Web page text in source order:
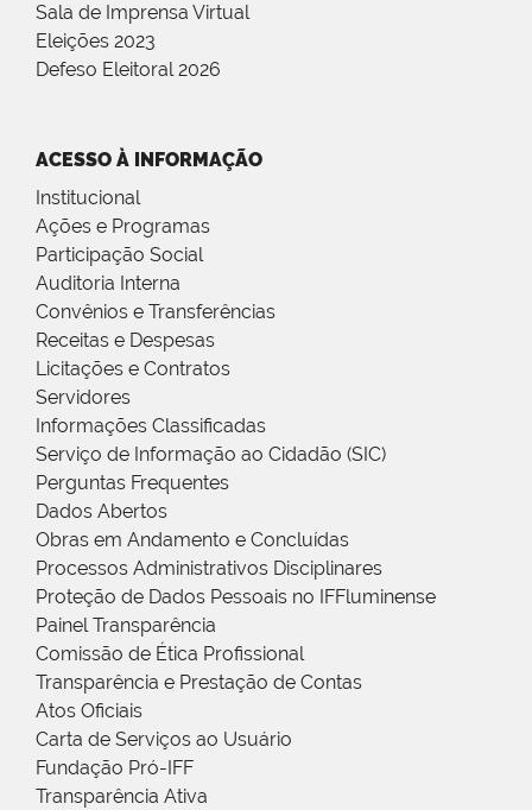
Sala de Imprensa Virtual
Eleições 2023
Defeso Eleitoral 2026
ACESSO À INFORMAÇÃO
Institucional
Ações e Programas
Participação Social
Auditoria Interna
Convênios e Transferências
Receitas e Despesas
Licitações e Contratos
Servidores
Informações Classificadas
Serviço de Informação ao Cidadão (SIC)
Perguntas Frequentes
Dados Abertos
Obras em Andamento e Concluídas
Processos Administrativos Disciplinares
Proteção de Dados Pessoais no IFFluminense
Painel Transparência
Comissão de Ética Profissional
Transparência e Prestação de Contas
Atos Oficiais
Carta de Serviços ao Usuário
Fundação Pró-IFF
Transparência Ativa